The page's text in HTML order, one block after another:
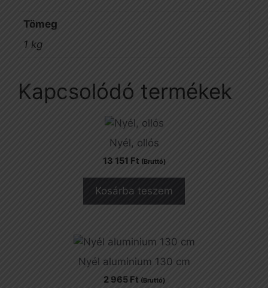
Tömeg
1 kg
Kapcsolódó termékek
Nyél, ollós
13 151 Ft (Bruttó)
Kosárba teszem
Nyél aluminium 130 cm
2 965 Ft (Bruttó)